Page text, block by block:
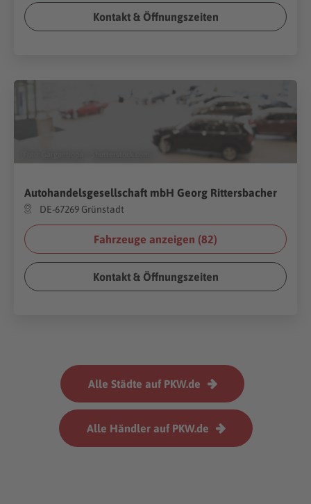
Kontakt & Öffnungszeiten
Autohandelsgesellschaft mbH Georg Rittersbacher
DE-67269 Grünstadt
Fahrzeuge anzeigen (82)
Kontakt & Öffnungszeiten
Alle Städte auf PKW.de
Alle Händler auf PKW.de